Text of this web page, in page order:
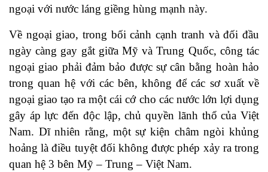
ngoại với nước láng giềng hùng mạnh này.
Về ngoại giao, trong bối cảnh cạnh tranh và đối đầu
ngày càng gay gắt giữa Mỹ và Trung Quốc, công tác
ngoại giao phải đảm bảo được sự cân bằng hoàn hảo
trong quan hệ với các bên, không để các sơ xuất về
ngoại giao tạo ra một cái cớ cho các nước lớn lợi dụng
gây áp lực đến độc lập, chủ quyền lãnh thổ của Việt
Nam. Dĩ nhiên rằng, một sự kiện châm ngòi khủng
hoảng là điều tuyệt đối không được phép xảy ra trong
quan hệ 3 bên Mỹ – Trung – Việt Nam.